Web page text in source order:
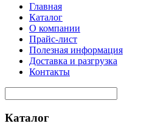
Главная
Каталог
О компании
Прайс-лист
Полезная информация
Доставка и разгрузка
Контакты
Каталог